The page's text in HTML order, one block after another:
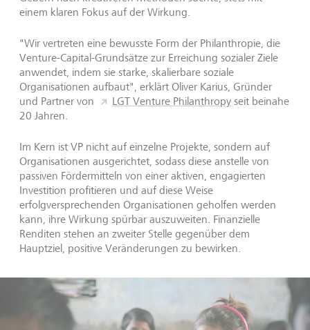
einem klaren Fokus auf der Wirkung.
"Wir vertreten eine bewusste Form der Philanthropie, die
Venture-Capital-Grundsätze zur Erreichung sozialer Ziele
anwendet, indem sie starke, skalierbare soziale
Organisationen aufbaut", erklärt Oliver Karius, Gründer
und Partner von
LGT Venture Philanthropy seit beinahe
20 Jahren.
Im Kern ist VP nicht auf einzelne Projekte, sondern auf
Organisationen ausgerichtet, sodass diese anstelle von
passiven Fördermitteln von einer aktiven, engagierten
Investition profitieren und auf diese Weise
erfolgversprechenden Organisationen geholfen werden
kann, ihre Wirkung spürbar auszuweiten. Finanzielle
Renditen stehen an zweiter Stelle gegenüber dem
Hauptziel, positive Veränderungen zu bewirken.